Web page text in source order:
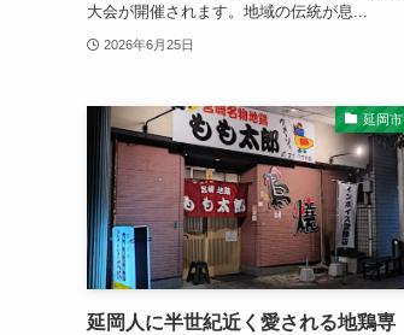
大会が開催されます。地域の伝統が息...
2026年6月25日
延岡市
延岡人に半世紀近く愛される地鶏専